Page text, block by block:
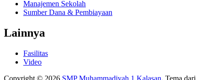
Manajemen Sekolah
Sumber Dana & Pembiayaan
Lainnya
Fasilitas
Video
Copyright © 2026 SMP Muhammadiyah 1 Kalasan. Tema dari